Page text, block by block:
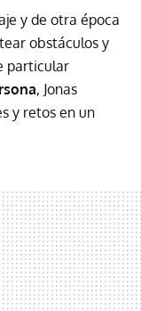
y de otra época
obstáculos y
particular
, Jonas
y retos en un